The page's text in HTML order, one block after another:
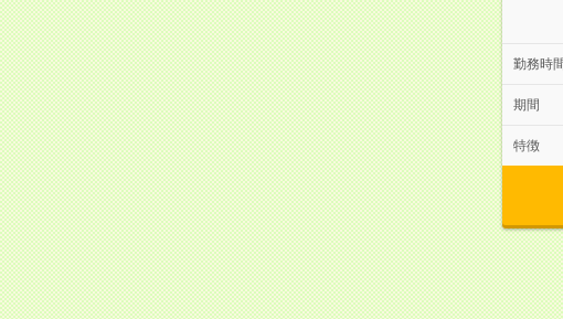
勤務時
期間
特徴